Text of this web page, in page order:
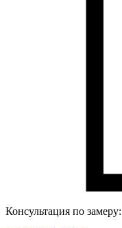
Консультация по замеру: